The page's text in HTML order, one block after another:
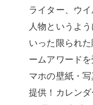
ライター、ウ
人物というよ
いった限られ
ームアワード
マホの壁紙・
提供！カレン